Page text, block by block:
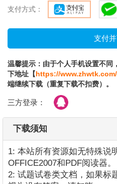
支付方式：
温馨提示：由于个人手机设置不同
下地址【https://
端继续下载（重复下载不扣费）。
三方登录：
下载须知
1: 本站所有资源如无特殊说
OFFICE2007和PDF阅读器。
2: 试题试卷类文档，如果标